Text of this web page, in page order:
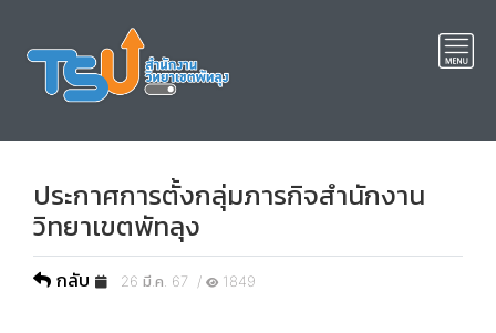
ประกาศการตั้งกลุ่มภารกิจสำนักงาน
วิทยาเขตพัทลุง
กลับ 26 มี.ค. 67 / 1849